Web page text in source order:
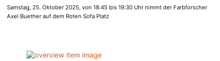
Samstag, 25. Oktober 2025, von 18:45 bis 19:30 Uhr nimmt der Farbforscher
Axel Buether auf dem Roten Sofa Platz